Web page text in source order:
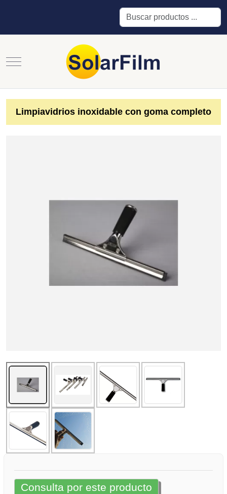
Buscar
Mobile Menu Toggle
Limpiavidrios inoxidable con goma completo
Consulta por este producto